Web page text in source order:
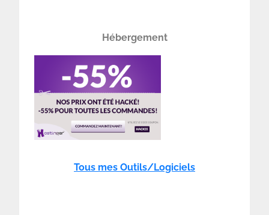
Hébergement
Tous mes Outils/Logiciels